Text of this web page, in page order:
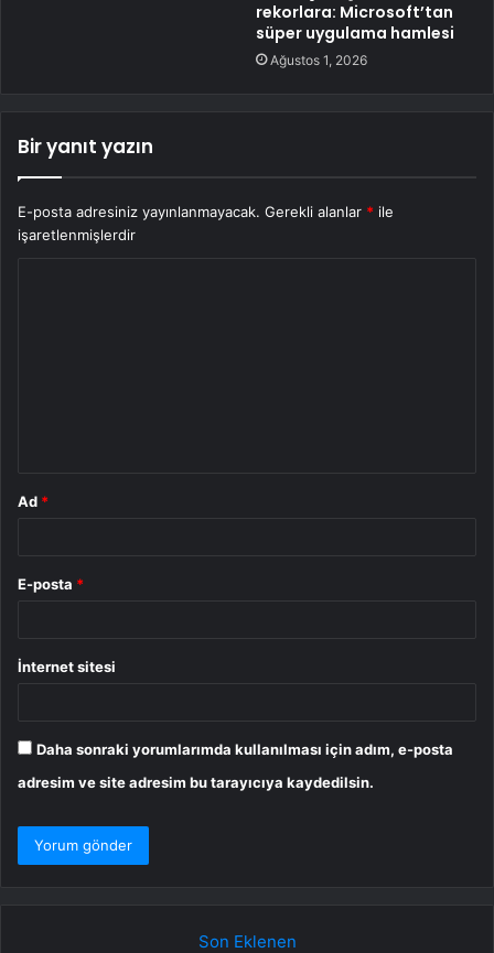
rekorlara: Microsoft’tan
süper uygulama hamlesi
Ağustos 1, 2026
Bir yanıt yazın
E-posta adresiniz yayınlanmayacak. Gerekli alanlar * ile
işaretlenmişlerdir
Ad *
E-posta *
İnternet sitesi
Daha sonraki yorumlarımda kullanılması için adım, e-posta
adresim ve site adresim bu tarayıcıya kaydedilsin.
Son Eklenen